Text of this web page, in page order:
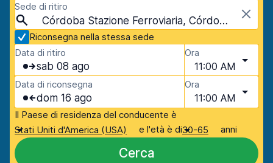
Sede di ritiro
Córdoba Stazione Ferroviaria, Córdoba, Spagna
Riconsegna nella stessa sede
Data di ritiro
sab 08 ago
Ora
11:00 AM
Data di riconsegna
dom 16 ago
Ora
11:00 AM
Il Paese di residenza del conducente è
Stati Uniti d'America (USA)
e l'età è di30-65 anni
Cerca